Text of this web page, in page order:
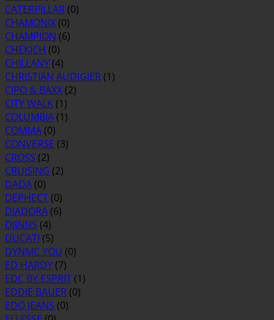
CATERPILLAR (0)
CHAMONIX (0)
CHAMPION (6)
CHEKICH (0)
CHILLANY (4)
CHRISTIAN AUDIGIER (1)
CIPO & BAXX (2)
CITY WALK (1)
COLUMBIA (1)
COMMA (0)
CONVERSE (3)
CROSS (2)
CRUISING (2)
DADA (0)
DEPHECT (0)
DIADORA (6)
DJINNS (4)
DUCATI (5)
DYNMC YOU (0)
ED HARDY (7)
EDC BY ESPRIT (1)
EDDIE BAUER (0)
EDO JEANS (0)